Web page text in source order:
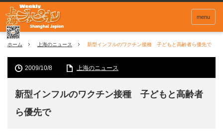
menu
ホーム 上海のニュース 新型インフルのワクチン接種 子どもと高齢者ら優先で
2009/10/8 上海のニュース
新型インフルのワクチン接種 子どもと高齢者
ら優先で